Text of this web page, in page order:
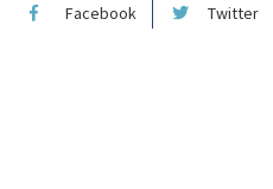
Facebook Twitter